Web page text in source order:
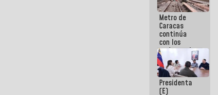
Metro de
Caracas
continúa
con los
trabajos de
mantenimiento
e inspección
en la Línea 2
Presidenta
(E)